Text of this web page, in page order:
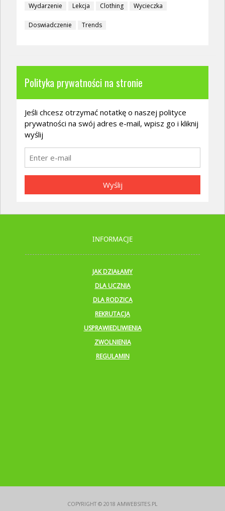
Wydarzenie Lekcja Clothing Wycieczka
Doswiadczenie Trends
Polityka prywatności na stronie
Jeśli chcesz otrzymać notatkę o naszej polityce
prywatności na swój adres e-mail, wpisz go i kliknij
wyślij
Wyślij
INFORMACJE
JAK DZIAŁAMY
DLA UCZNIA
DLA RODZICA
REKRUTACJA
USPRAWIEDLIWIENIA
ZWOLNIENIA
REGULAMIN
COPYRIGHT © 2018 AMWEBSITES.PL